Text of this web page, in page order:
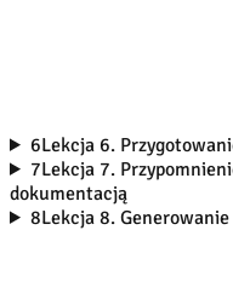
6Lekcja 6.
7Lekcja 7.
dokumentacją
8Lekcja 8.